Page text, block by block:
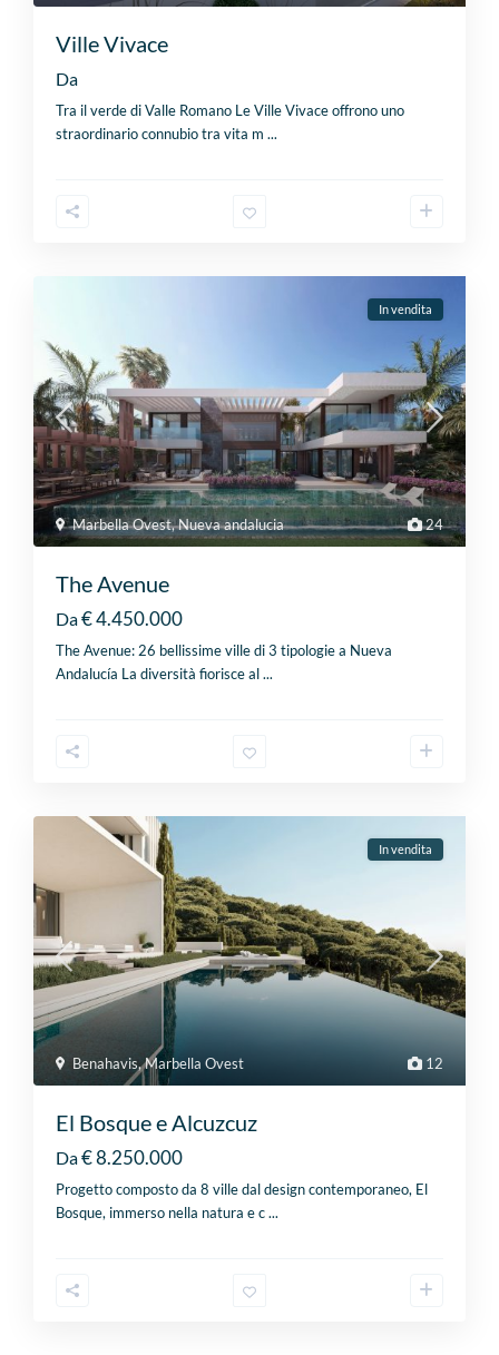
Ville Vivace
Da
Tra il verde di Valle Romano Le Ville Vivace offrono uno
straordinario connubio tra vita m...
24
Marbella Ovest,Nueva andalucia
In vendita
The Avenue
Da€ 4.450.000
The Avenue: 26 bellissime ville di 3 tipologie a Nueva
Andalucía La diversità fiorisce al...
12
Benahavis,Marbella Ovest
In vendita
El Bosque e Alcuzcuz
Da€ 8.250.000
Progetto composto da 8 ville dal design contemporaneo, El
Bosque, immerso nella natura e c...